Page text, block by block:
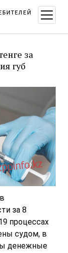
меню
за
губ
за 8
процессах
судом, в
денежные